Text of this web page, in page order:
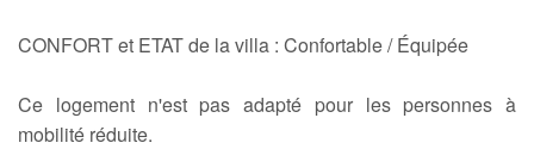
CONFORT et ETAT de la villa : Confortable / Équipée
Ce logement n'est pas adapté pour les personnes à
mobilité réduite.